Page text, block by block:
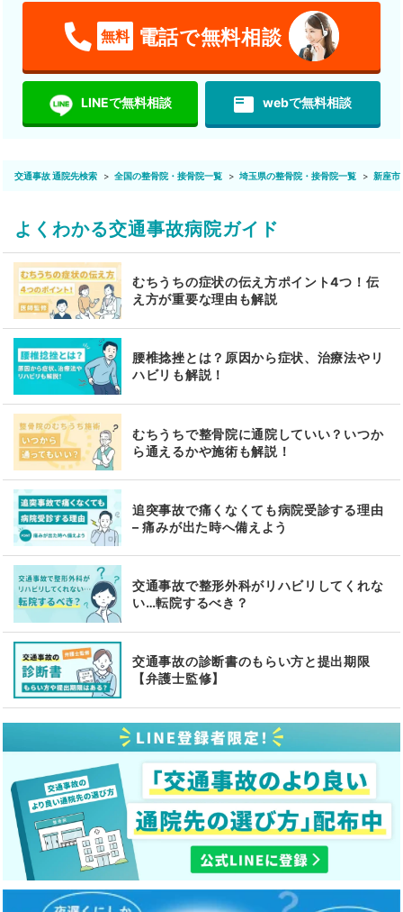
無料 電話で無料相談
LINEで無料相談 featured_play_list webで無料相談
交通事故 通院先検索 全国の整骨院・接骨院一覧 埼玉県の整骨院・接骨院一覧 新座市
よくわかる交通事故病院ガイド
むちうちの症状の伝え方ポイント4つ！伝
え方が重要な理由も解説
腰椎捻挫とは？原因から症状、治療法やリ
ハビリも解説！
むちうちで整骨院に通院していい？いつか
ら通えるかや施術も解説！
追突事故で痛くなくても病院受診する理由
– 痛みが出た時へ備えよう
交通事故で整形外科がリハビリしてくれな
い…転院するべき？
交通事故の診断書のもらい方と提出期限
【弁護士監修】